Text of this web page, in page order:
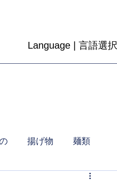
Language | 言語選択
揚げ物 麺類